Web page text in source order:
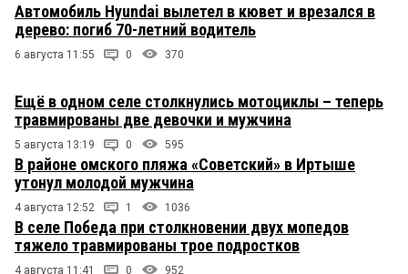
Автомобиль Hyundai вылетел в кювет и врезался в
дерево: погиб 70-летний водитель
6 августа 11:55 0 370
Ещё в одном селе столкнулись мотоциклы – теперь
травмированы две девочки и мужчина
5 августа 13:19 0 595
В районе омского пляжа «Советский» в Иртыше
утонул молодой мужчина
4 августа 12:52 1 1036
В селе Победа при столкновении двух мопедов
тяжело травмированы трое подростков
4 августа 11:41 0 952